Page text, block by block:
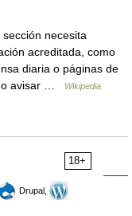
necesita
acreditada, como
diaria o páginas de
o avisar …
Wikipedia
18+
Drupal,